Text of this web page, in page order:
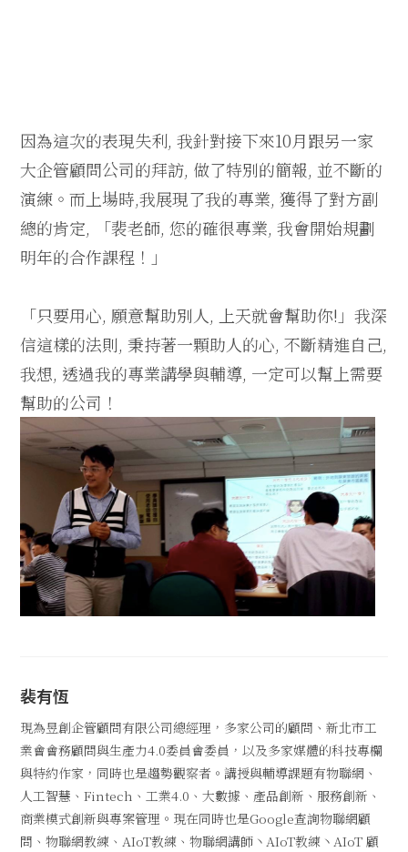
因為這次的表現失利, 我針對接下來10月跟另一家
大企管顧問公司的拜訪, 做了特別的簡報, 並不斷的
演練。而上場時,我展現了我的專業, 獲得了對方副
總的肯定, 「裴老師, 您的確很專業, 我會開始規劃
明年的合作課程！」
「只要用心, 願意幫助別人, 上天就會幫助你!」我深
信這樣的法則, 秉持著一顆助人的心, 不斷精進自己,
我想, 透過我的專業講學與輔導, 一定可以幫上需要
幫助的公司！
裴有恆
現為昱創企管顧問有限公司總經理，多家公司的顧問、新北市工
業會會務顧問與生產力4.0委員會委員，以及多家媒體的科技專欄
與特約作家，同時也是趨勢觀察者。講授與輔導課題有物聯網、
人工智慧、Fintech、工業4.0、大數據、產品創新、服務創新、
商業模式創新與專案管理。現在同時也是Google查詢物聯網顧
問、物聯網教練、AIoT教練、物聯網講師丶AIoT教練丶AIoT 顧